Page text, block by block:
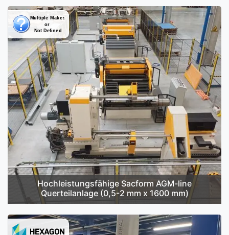
Hochleistungsfähige Sacform AGM-line
Querteilanlage (0,5-2 mm x 1600 mm)